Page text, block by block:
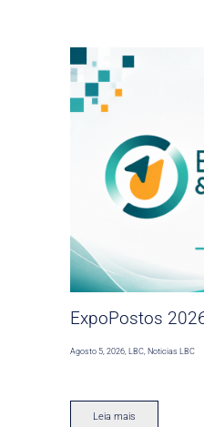
ExpoPostos
Agosto 5, 2026 ,LBC Noticias LBC
Leia mais